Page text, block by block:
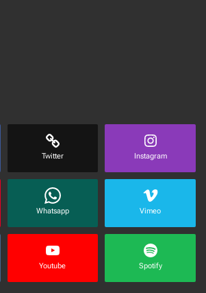
Twitter Instagram
Whatsapp Vimeo
Youtube Spotify